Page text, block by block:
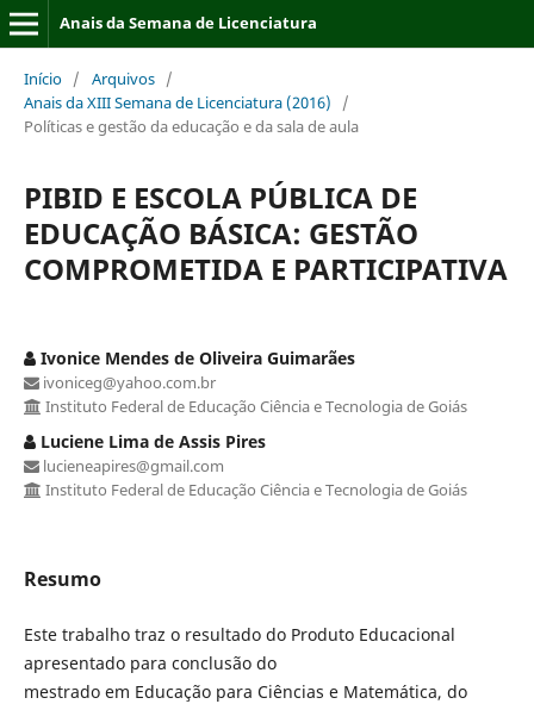
Anais da Semana de Licenciatura
Início / Arquivos /
Anais da XIII Semana de Licenciatura (2016)
/
Políticas e gestão da educação e da sala de aula
PIBID E ESCOLA PÚBLICA DE
EDUCAÇÃO BÁSICA: GESTÃO
COMPROMETIDA E PARTICIPATIVA
Ivonice Mendes de Oliveira Guimarães
ivoniceg@yahoo.com.br
Instituto Federal de Educação Ciência e Tecnologia de Goiás
Luciene Lima de Assis Pires
lucieneapires@gmail.com
Instituto Federal de Educação Ciência e Tecnologia de Goiás
Resumo
Este trabalho traz o resultado do Produto Educacional
apresentado para conclusão do
mestrado em Educação para Ciências e Matemática, do